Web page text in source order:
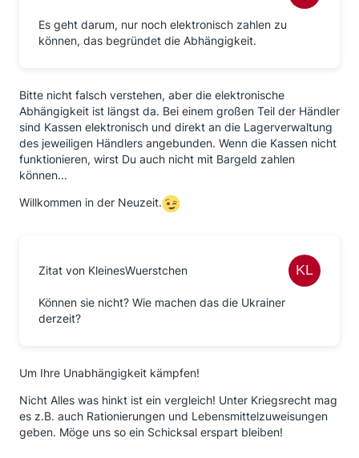
Es geht darum, nur noch elektronisch zahlen zu
können, das begründet die Abhängigkeit.
Bitte nicht falsch verstehen, aber die elektronische
Abhängigkeit ist längst da. Bei einem großen Teil der Händler
sind Kassen elektronisch und direkt an die Lagerverwaltung
des jeweiligen Händlers angebunden. Wenn die Kassen nicht
funktionieren, wirst Du auch nicht mit Bargeld zahlen
können...
Willkommen in der Neuzeit.
Zitat von KleinesWuerstchen
Können sie nicht? Wie machen das die Ukrainer
derzeit?
Um Ihre Unabhängigkeit kämpfen!
Nicht Alles was hinkt ist ein vergleich! Unter Kriegsrecht mag
es z.B. auch Rationierungen und Lebensmittelzuweisungen
geben. Möge uns so ein Schicksal erspart bleiben!